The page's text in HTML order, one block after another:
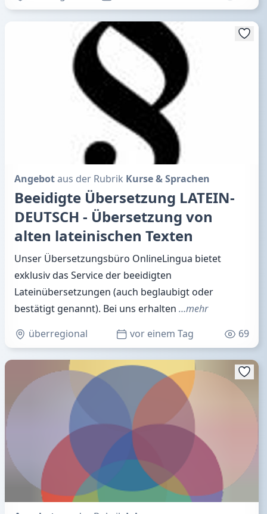
Angebotaus der Rubrik Kurse & Sprachen
Beeidigte Übersetzung LATEIN-
DEUTSCH - Übersetzung von
alten lateinischen Texten
Unser Übersetzungsbüro OnlineLingua bietet
exklusiv das Service der beeidigten
Lateinübersetzungen (auch beglaubigt oder
bestätigt genannt). Bei uns erhalten …mehr
überregional
vor einem Tag 69